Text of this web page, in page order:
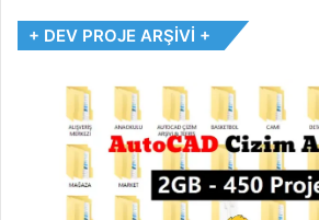
+ DEV PROJE ARŞİVİ +